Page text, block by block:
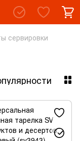
сервировки